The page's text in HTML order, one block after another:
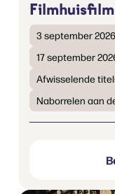
3 september 2026
17 september
Afwisselende
Naborrelen aan